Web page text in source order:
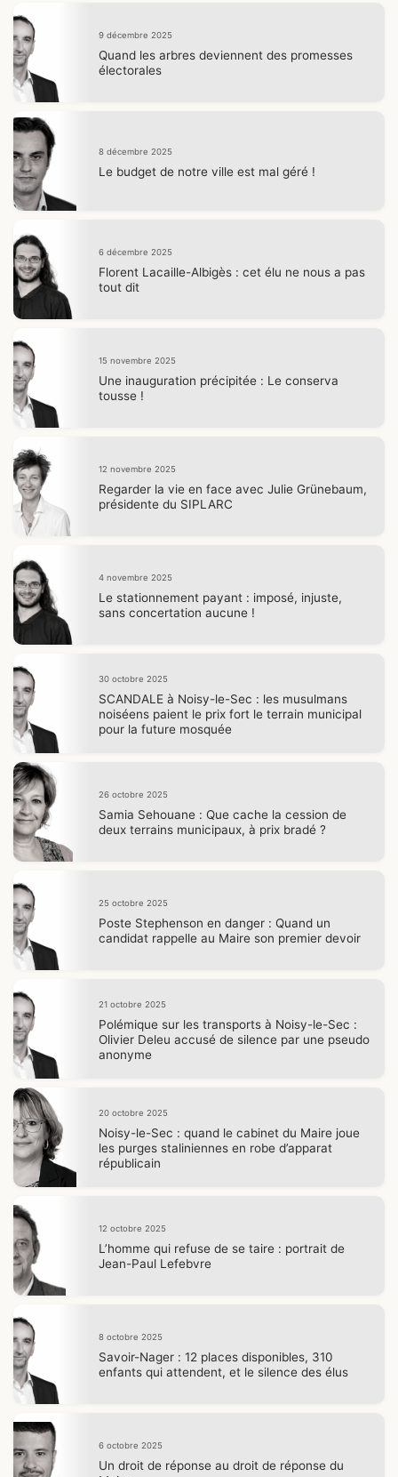
9 décembre 2025
Quand les arbres deviennent des promesses
électorales
8 décembre 2025
Le budget de notre ville est mal géré !
6 décembre 2025
Florent Lacaille-Albigès : cet élu ne nous a pas
tout dit
15 novembre 2025
Une inauguration précipitée : Le conserva
tousse !
12 novembre 2025
Regarder la vie en face avec Julie Grünebaum,
présidente du SIPLARC
4 novembre 2025
Le stationnement payant : imposé, injuste,
sans concertation aucune !
30 octobre 2025
SCANDALE à Noisy-le-Sec : les musulmans
noiséens paient le prix fort le terrain municipal
pour la future mosquée
26 octobre 2025
Samia Sehouane : Que cache la cession de
deux terrains municipaux, à prix bradé ?
25 octobre 2025
Poste Stephenson en danger : Quand un
candidat rappelle au Maire son premier devoir
21 octobre 2025
Polémique sur les transports à Noisy-le-Sec :
Olivier Deleu accusé de silence par une pseudo
anonyme
20 octobre 2025
Noisy-le-Sec : quand le cabinet du Maire joue
les purges staliniennes en robe d’apparat
républicain
12 octobre 2025
L’homme qui refuse de se taire : portrait de
Jean-Paul Lefebvre
8 octobre 2025
Savoir-Nager : 12 places disponibles, 310
enfants qui attendent, et le silence des élus
6 octobre 2025
Un droit de réponse au droit de réponse du